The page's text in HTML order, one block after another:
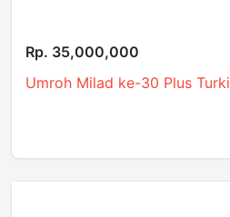
Rp. 35,000,000
Umroh Milad ke-30 Plus Turki